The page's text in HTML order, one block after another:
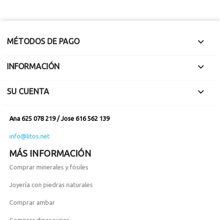
MÉTODOS DE PAGO 
INFORMACIÓN 
SU CUENTA 
Ana 625 078 219 / Jose 616 562 139
info@litos.net
MÁS INFORMACIÓN
Comprar minerales y fósiles
Joyería con piedras naturales
Comprar ambar